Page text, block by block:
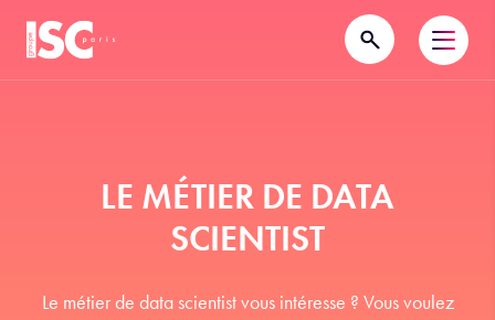
LE MÉTIER DE DATA
SCIENTIST
Le métier de data scientist vous intéresse ? Vous voulez